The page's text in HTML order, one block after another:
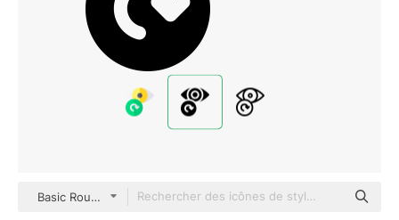
Basic Rounded Filled